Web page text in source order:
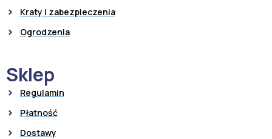
Kraty i zabezpieczenia
Ogrodzenia
Sklep
Regulamin
Płatność
Dostawy